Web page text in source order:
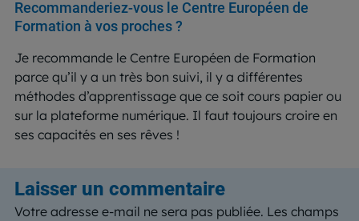
Recommanderiez-vous le Centre Européen de
Formation à vos proches ?
Je recommande le Centre Européen de Formation
parce qu’il y a un très bon suivi, il y a différentes
méthodes d’apprentissage que ce soit cours papier ou
sur la plateforme numérique. Il faut toujours croire en
ses capacités en ses rêves !
Laisser un commentaire
Votre adresse e-mail ne sera pas publiée. Les champs